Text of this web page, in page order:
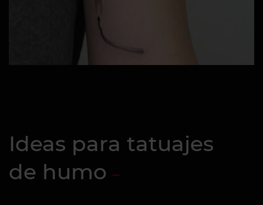
Ideas para tatuajes
de humo